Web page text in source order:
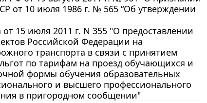
от 10 июля 1986 г. № 565 “Об утверждении
15 июля 2011 г. N 355 "О предоставлении
Российской Федерации на
транспорта в связи с принятием
по тарифам на проезд обучающихся и
формы обучения образовательных
и высшего профессионального
в пригородном сообщении"